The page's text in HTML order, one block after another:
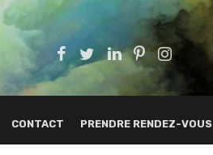
CONTACT PRENDRE RENDEZ-VOUS